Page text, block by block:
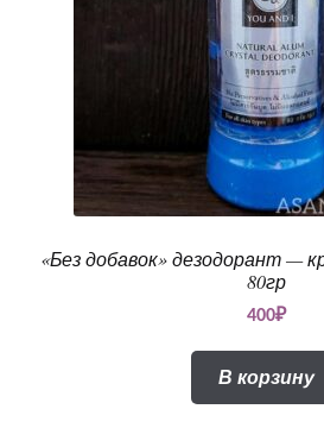
«Без добавок» дезодорант —
80гр
400₽
В корзину